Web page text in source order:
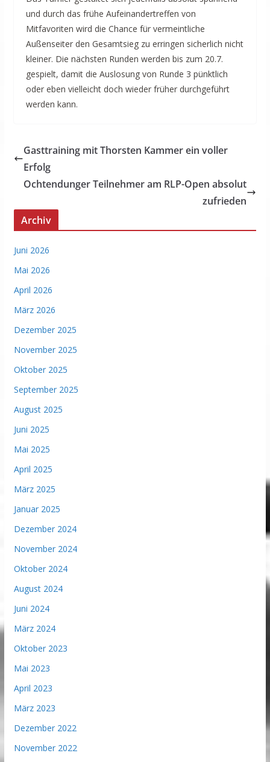
und durch das frühe Aufeinandertreffen von
Mitfavoriten wird die Chance für vermeintliche
Außenseiter den Gesamtsieg zu erringen sicherlich nicht
kleiner. Die nächsten Runden werden bis zum 20.7.
gespielt, damit die Auslosung von Runde 3 pünktlich
oder eben vielleicht doch wieder früher durchgeführt
werden kann.
Gasttraining mit Thorsten Kammer ein voller
Erfolg
Ochtendunger Teilnehmer am RLP-Open absolut
zufrieden
Archiv
Juni 2026
Mai 2026
April 2026
März 2026
Dezember 2025
November 2025
Oktober 2025
September 2025
August 2025
Juni 2025
Mai 2025
April 2025
März 2025
Januar 2025
Dezember 2024
November 2024
Oktober 2024
August 2024
Juni 2024
März 2024
Oktober 2023
Mai 2023
April 2023
März 2023
Dezember 2022
November 2022